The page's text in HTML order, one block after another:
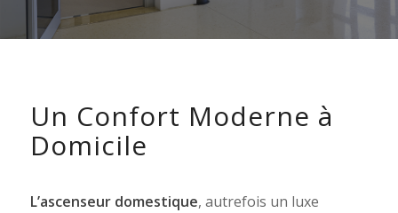
Un Confort Moderne à
Domicile
L’ascenseur domestique, autrefois un luxe